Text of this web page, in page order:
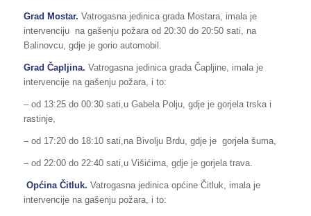
Grad Mostar. Vatrogasna jedinica grada Mostara, imala je
intervenciju na gašenju požara od 20:30 do 20:50 sati, na
Balinovcu, gdje je gorio automobil.
Grad Čapljina. Vatrogasna jedinica grada Čapljine, imala je
intervencije na gašenju požara, i to:
– od 13:25 do 00:30 sati,u Gabela Polju, gdje je gorjela trska i
rastinje,
– od 17:20 do 18:10 sati,na Bivolju Brdu, gdje je gorjela šuma,
– od 22:00 do 22:40 sati,u Višićima, gdje je gorjela trava.
Općina Čitluk. Vatrogasna jedinica općine Čitluk, imala je
intervencije na gašenju požara, i to: